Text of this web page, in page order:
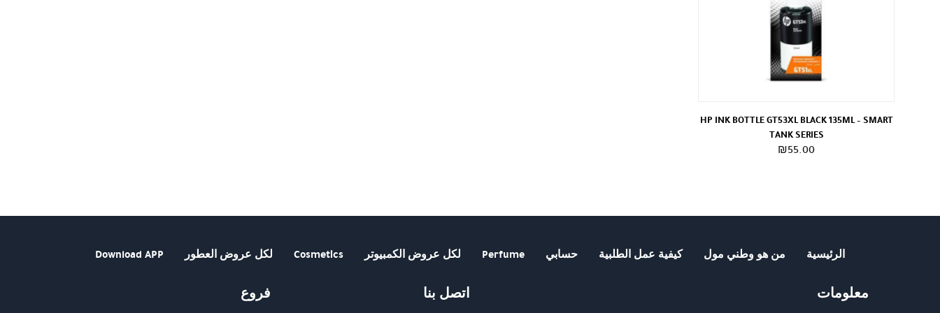
HP INK BOTTLE GT53XL BLACK 135ML – SMART
TANK SERIES
₪55.00
الرئيسية من هو وطني مول كيفية عمل الطلبية حسابي Perfume لكل عروض الكمبيوتر Cosmetics لكل عروض العطور Download APP
معلومات اتصل بنا فروع